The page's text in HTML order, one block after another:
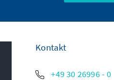
Kontakt
+49 30 26996 - 0